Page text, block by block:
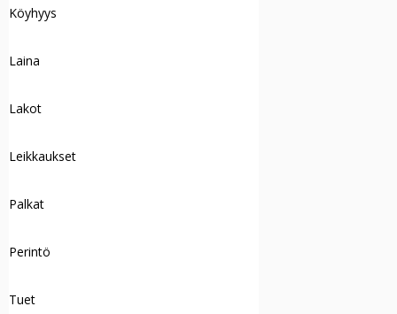
Köyhyys
Laina
Lakot
Leikkaukset
Palkat
Perintö
Tuet